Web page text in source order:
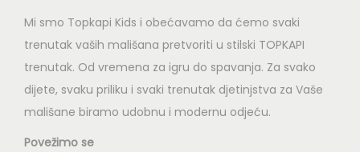
Mi smo Topkapi Kids i obećavamo da ćemo svaki
trenutak vaših mališana pretvoriti u stilski TOPKAPI
trenutak. Od vremena za igru do spavanja. Za svako
dijete, svaku priliku i svaki trenutak djetinjstva za Vaše
mališane biramo udobnu i modernu odjeću.
Povežimo se